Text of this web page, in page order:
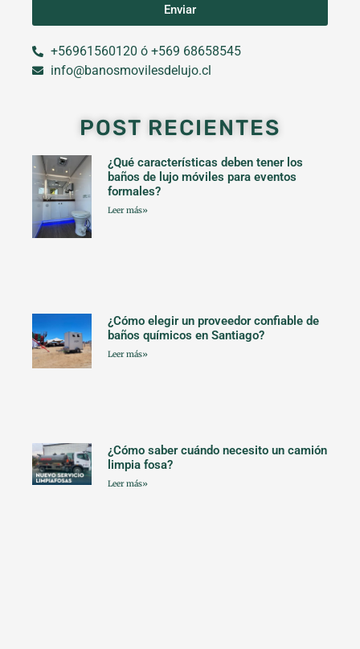
Enviar
+56961560120 ó +569 68658545
info@banosmovilesdelujo.cl
POST RECIENTES
¿Qué características deben tener los
baños de lujo móviles para eventos
formales?
Leer más»
¿Cómo elegir un proveedor confiable de
baños químicos en Santiago?
Leer más»
¿Cómo saber cuándo necesito un camión
limpia fosa?
Leer más»